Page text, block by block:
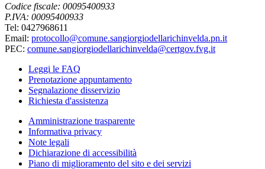
Codice fiscale: 00095400933
P.IVA: 00095400933
Tel: 0427968611
Email: protocollo@comune.sangiorgiodellarichinvelda.pn.it
PEC: comune.sangiorgiodellarichinvelda@certgov.fvg.it
Leggi le FAQ
Prenotazione appuntamento
Segnalazione disservizio
Richiesta d'assistenza
Amministrazione trasparente
Informativa privacy
Note legali
Dichiarazione di accessibilità
Piano di miglioramento del sito e dei servizi